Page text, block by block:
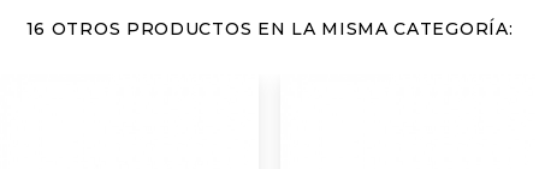
16 OTROS PRODUCTOS EN LA MISMA CATEGORÍA: